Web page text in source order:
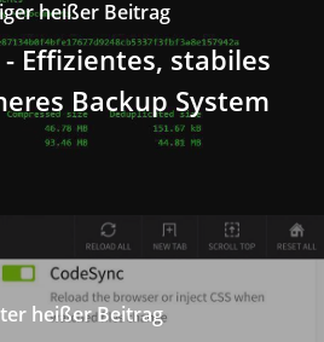
heißer Beitrag
Effizientes, stabiles
Backup System
heißer Beitrag